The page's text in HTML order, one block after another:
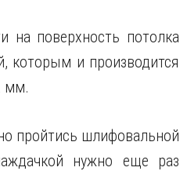
на поверхность потолка
которым и производится
мм.
пройтись шлифовальной
нужно еще раз